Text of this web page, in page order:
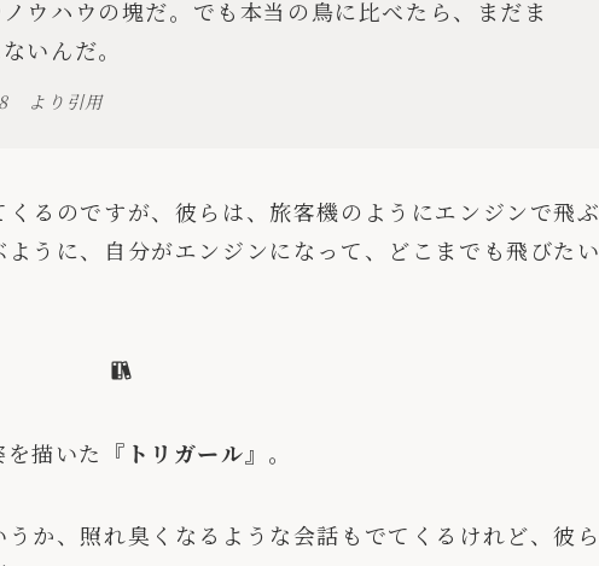
ウハウの塊だ。でも本当の鳥に比べたら、まだま
いんだ。
より引用
るのですが、彼らは、旅客機のようにエンジンで飛ぶ
うに、自分がエンジンになって、どこまでも飛びたい
描いた 『トリガール』 。
か、照れ臭くなるような会話もでてくるけれど、彼ら